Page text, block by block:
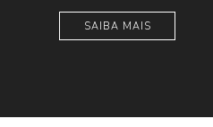
SAIBA MAIS